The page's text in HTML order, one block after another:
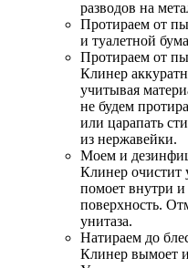
разводов на
Протираем от
и туалетной
Протираем от
Клинер
учитывая
не будем
или царапать
из нержавейки.
Моем и
Клинер очистит
помоет внутри
поверхность.
унитаза.
Натираем до
Клинер вымоет